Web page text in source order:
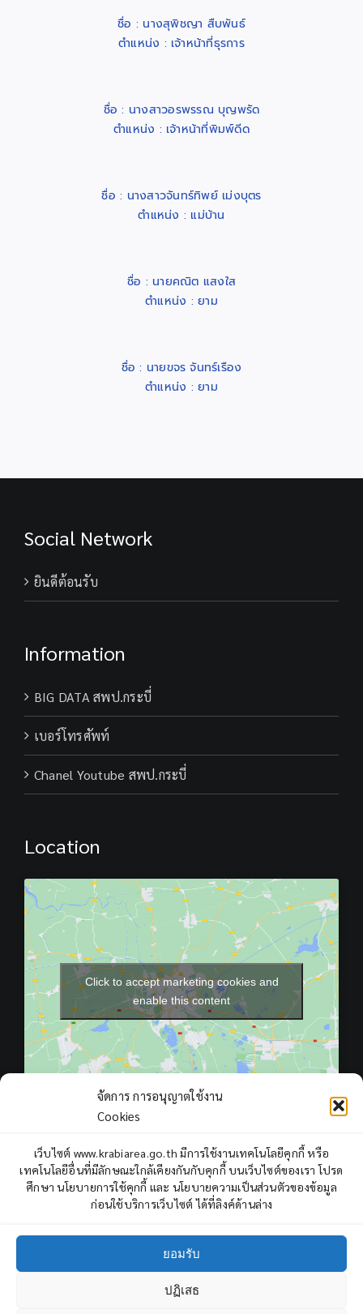
จัดการ การอนุญาตใช้งาน
Cookies
เว็บไซต์ www.krabiarea.go.th มีการใช้งานเทคโนโลยีคุกกี้ หรือ
เทคโนโลยีอื่นที่มีลักษณะใกล้เคียงกันกับคุกกี้ บนเว็บไซต์ของเรา โปรด
ศึกษา นโยบายการใช้คุกกี้ และ นโยบายความเป็นส่วนตัวของข้อมูล
ก่อนใช้บริการเว็บไซต์ ได้ที่ลิงค์ด้านล่าง
ยอมรับ
ปฏิเสธ
ชื่อ : นางสุพิชญา สืบพันธ์
ตำแหน่ง : เจ้าหน้าที่ธุรการ
ชื่อ : นางสาวอรพรรณ บุญพรัด
ตำแหน่ง : เจ้าหน้าที่พิมพ์ดีด
ชื่อ : นางสาวจันทร์ทิพย์ เม่งบุตร
ตำแหน่ง : แม่บ้าน
ชื่อ : นายคณิต แสงใส
ตำแหน่ง : ยาม
ชื่อ : นายขจร จันทร์เรือง
ตำแหน่ง : ยาม
Social Network
ยินดีต้อนรับ
Information
BIG DATA สพป.กระบี่
เบอร์โทรศัพท์
Chanel Youtube สพป.กระบี่
Location
Click to accept marketing cookies and
enable this content
Total Users : 409494
Views Today : 805
Total views : 969524
Who's Online : 6